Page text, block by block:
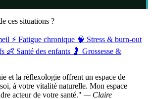
ces situations ?
⚡ Fatigue chronique 🧠 Stress & burn-out
👶 Santé des enfants 🤰 Grossesse &
et la réflexologie offrent un espace de
à votre vitalité naturelle. Mon espace
acteur de votre santé." — Claire